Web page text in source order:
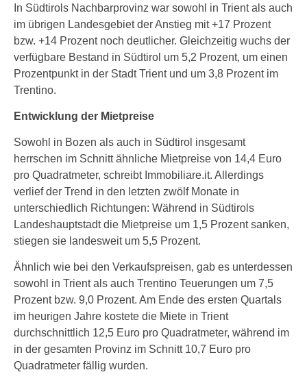
In Südtirols Nachbarprovinz war sowohl in Trient als auch
im übrigen Landesgebiet der Anstieg mit +17 Prozent
bzw. +14 Prozent noch deutlicher. Gleichzeitig wuchs der
verfügbare Bestand in Südtirol um 5,2 Prozent, um einen
Prozentpunkt in der Stadt Trient und um 3,8 Prozent im
Trentino.
Entwicklung der Mietpreise
Sowohl in Bozen als auch in Südtirol insgesamt
herrschen im Schnitt ähnliche Mietpreise von 14,4 Euro
pro Quadratmeter, schreibt Immobiliare.it. Allerdings
verlief der Trend in den letzten zwölf Monate in
unterschiedlich Richtungen: Während in Südtirols
Landeshauptstadt die Mietpreise um 1,5 Prozent sanken,
stiegen sie landesweit um 5,5 Prozent.
Ähnlich wie bei den Verkaufspreisen, gab es unterdessen
sowohl in Trient als auch Trentino Teuerungen um 7,5
Prozent bzw. 9,0 Prozent. Am Ende des ersten Quartals
im heurigen Jahre kostete die Miete in Trient
durchschnittlich 12,5 Euro pro Quadratmeter, während im
in der gesamten Provinz im Schnitt 10,7 Euro pro
Quadratmeter fällig wurden.